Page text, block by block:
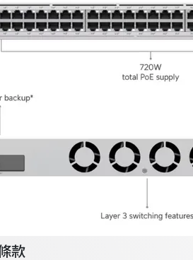
款